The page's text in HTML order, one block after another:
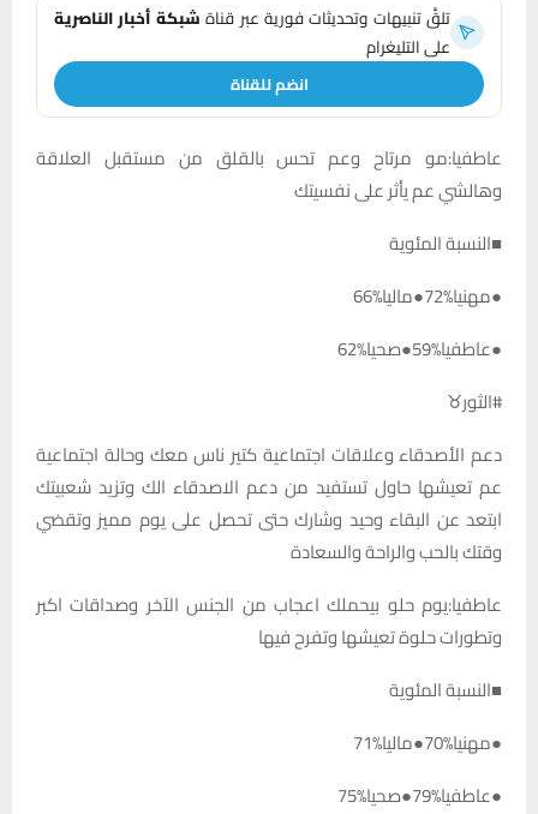
تلقَّ تنبيهات وتحديثات فورية عبر قناةشبكة أخبار الناصرية
على التليغرام
انضم للقناة
عاطفيا:مو مرتاح وعم تحس بالقلق من مستقبل العلاقة
وهالشي عم يأثر على نفسيتك
■النسبة المئوية
●مهنيا%72●ماليا%66
●عاطفيا%59●صحيا%62
#الثور♉️
دعم الأصدقاء وعلاقات اجتماعية كتير ناس معك وحالة اجتماعية
عم تعيشها حاول تستفيد من دعم الاصدقاء الك وتزيد شعبيتك
ابتعد عن البقاء وحيد وشارك حتى تحصل على يوم مميز وتقضي
وقتك بالحب والراحة والسعادة
عاطفيا:يوم حلو بيحملك اعجاب من الجنس الآخر وصداقات اكبر
وتطورات حلوة تعيشها وتفرح فيها
■النسبة المئوية
●مهنيا%70●ماليا%71
●عاطفيا%79●صحيا%75